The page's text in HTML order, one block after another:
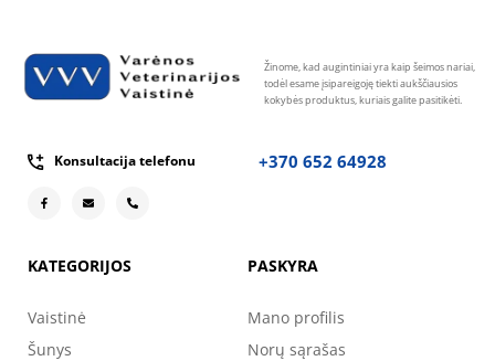
Žinome, kad augintiniai yra kaip šeimos nariai,
todėl esame įsipareigoję tiekti aukščiausios
kokybės produktus, kuriais galite pasitikėti.
Konsultacija telefonu +370 652 64928
KATEGORIJOS
Vaistinė
Šunys
PASKYRA
Mano profilis
Norų sąrašas